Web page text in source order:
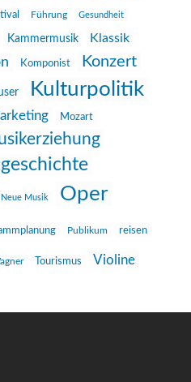
Führung Gesundheit
Kammermusik
Klassik
Komponist Konzert
Kulturpolitik
Mozart
Neue Musik Oper
Publikum reisen
Tourismus Violine